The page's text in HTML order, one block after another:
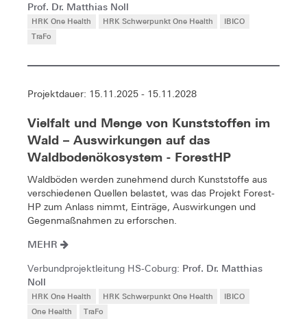
Prof. Dr. Matthias Noll
HRK One Health HRK Schwerpunkt One Health
IBICO
TraFo
Projektdauer: 15.11.2025 - 15.11.2028
Vielfalt und Menge von Kunststoffen im
Wald – Auswirkungen auf das
Waldbodenökosystem - ForestHP
Waldböden werden zunehmend durch Kunststoffe aus
verschiedenen Quellen belastet, was das Projekt Forest-
HP zum Anlass nimmt, Einträge, Auswirkungen und
Gegenmaßnahmen zu erforschen.
MEHR
Verbundprojektleitung HS-Coburg: Prof. Dr. Matthias
Noll
HRK One Health HRK Schwerpunkt One Health
IBICO
One Health
TraFo